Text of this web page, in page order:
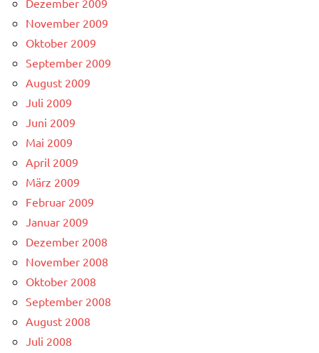
Dezember 2009
November 2009
Oktober 2009
September 2009
August 2009
Juli 2009
Juni 2009
Mai 2009
April 2009
März 2009
Februar 2009
Januar 2009
Dezember 2008
November 2008
Oktober 2008
September 2008
August 2008
Juli 2008